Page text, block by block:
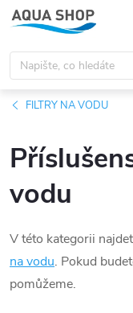
Přejít
na
obsah
FILTRY NA VODU
vodu
V této kategorii
na vodu. Pokud
pomůžeme.